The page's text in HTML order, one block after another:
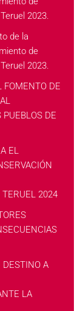
2023.
de la
de
2023.
FOMENTO DE
DE
EL
2024
DESTINO A
LA